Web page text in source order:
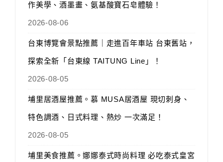
作美學、酒墨畫、氨基酸寶石皂體驗！
2026-08-06
台東博覽會景點推薦｜走進百年車站 台東舊站，
探索全新「台東線 TAITUNG Line」！
2026-08-05
埔里居酒屋推薦。慕 MUSA居酒屋 現切刺身、
特色調酒、日式料理、熱炒 一次滿足！
2026-08-05
埔里美食推薦。娜娜泰式時尚料理 必吃泰式皇宮